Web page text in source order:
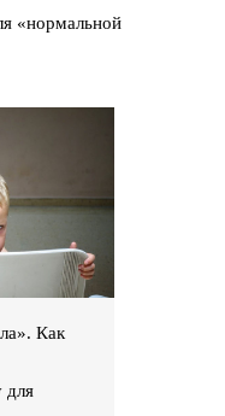
«нормальной
Как
для